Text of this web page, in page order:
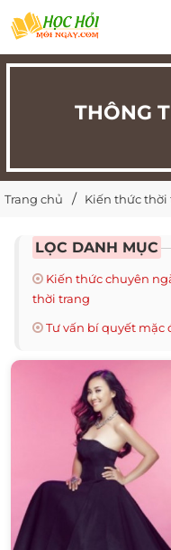
THÔNG
Trang chủ Kiến thức thời
LỌC DANH MỤC
Kiến thức chuyên
thời trang
Tư vấn bí quyết mặc